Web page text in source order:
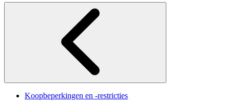
Koopbeperkingen en -restricties